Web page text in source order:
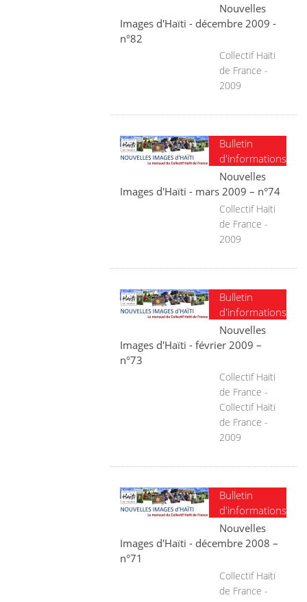
Nouvelles
Images d'Haïti - décembre 2009 -
n°82
Collectif Haïti
de France -
2009
Bulletin
d'informations
Nouvelles
Images d'Haïti - mars 2009 – n°74
Collectif Haïti
de France -
2009
Bulletin
d'informations
Nouvelles
Images d'Haïti - février 2009 –
n°73
Collectif Haïti
de France -
Collectif Haïti
de France -
2009
Bulletin
d'informations
Nouvelles
Images d'Haïti - décembre 2008 –
n°71
Collectif Haïti
de France -